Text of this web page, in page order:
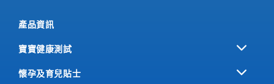
產品資訊
寶寶健康測試
懷孕及育兒貼士